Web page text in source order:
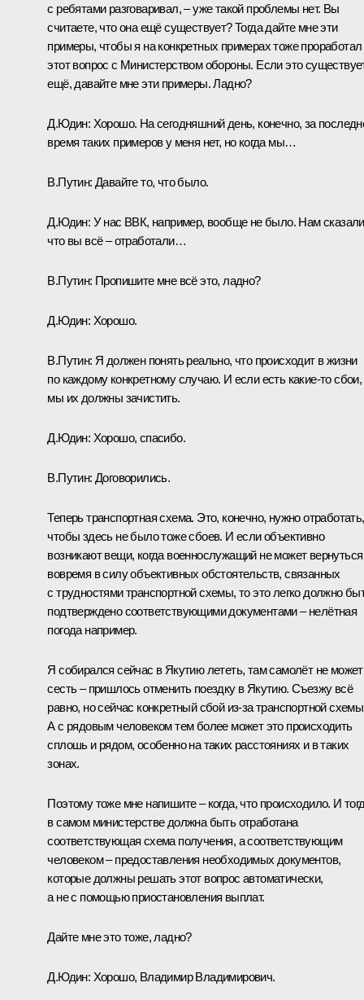
с ребятами разговаривал, – уже такой проблемы нет. Вы
считаете, что она ещё существует? Тогда дайте мне эти
примеры, чтобы я на конкретных примерах тоже проработал
этот вопрос с Министерством обороны. Если это
ещё, давайте мне эти примеры. Ладно?
Д.Юдин: Хорошо. На сегодняшний день, конечно, за
время таких примеров у меня нет, но когда мы…
В.Путин: Давайте то, что было.
Д.Юдин: У нас ВВК, например, вообще не было. Нам
что вы всё – отработали…
В.Путин: Пропишите мне всё это, ладно?
Д.Юдин: Хорошо.
В.Путин: Я должен понять реально, что происходит в жизни
по каждому конкретному случаю. И если есть какие-то сбои,
мы их должны зачистить.
Д.Юдин: Хорошо, спасибо.
В.Путин: Договорились.
Теперь транспортная схема. Это, конечно, нужно отработать,
чтобы здесь не было тоже сбоев. И если объективно
возникают вещи, когда военнослужащий не может вернуться
вовремя в силу объективных обстоятельств, связанных
с трудностями транспортной схемы, то это легко должно
подтверждено соответствующими документами – нелётная
погода например.
Я собирался сейчас в Якутию лететь, там самолёт не может
сесть – пришлось отменить поездку в Якутию. Съезжу всё
равно, но сейчас конкретный сбой из-за транспортной
А с рядовым человеком тем более может это происходить
сплошь и рядом, особенно на таких расстояниях и в таких
зонах.
Поэтому тоже мне напишите – когда, что происходило. И
в самом министерстве должна быть отработана
соответствующая схема получения, а соответствующим
человеком – предоставления необходимых документов,
которые должны решать этот вопрос автоматически,
а не с помощью приостановления выплат.
Дайте мне это тоже, ладно?
Д.Юдин: Хорошо, Владимир Владимирович.